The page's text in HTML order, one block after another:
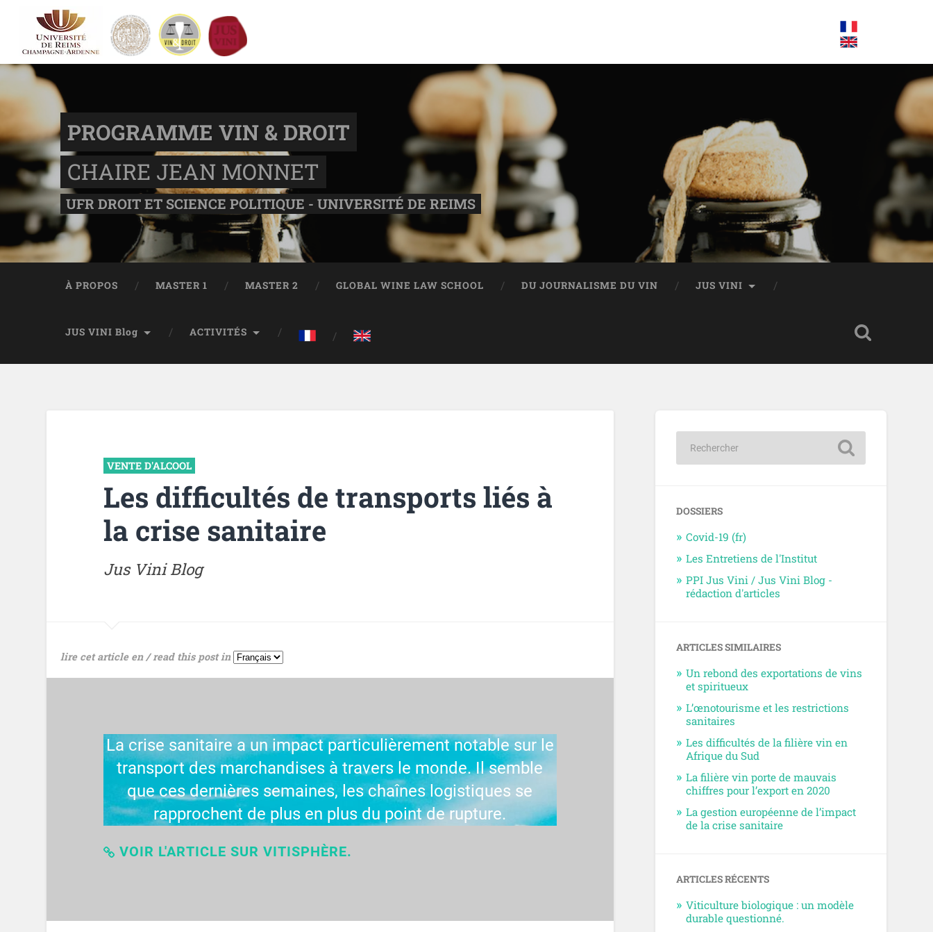
PROGRAMME VIN & DROIT
CHAIRE JEAN MONNET
UFR DROIT ET SCIENCE POLITIQUE - UNIVERSITÉ DE REIMS
À PROPOS MASTER 1 MASTER 2 GLOBAL WINE LAW SCHOOL DU JOURNALISME DU VIN JUS VINI
JUS VINI Blog ACTIVITÉS
VENTE D'ALCOOL
Les difficultés de transports liés à
la crise sanitaire
Jus Vini Blog
lire cet article en / read this post in
La crise sanitaire a un impact particulièrement notable sur le
transport des marchandises à travers le monde. Il semble
que ces dernières semaines, les chaînes logistiques se
rapprochent de plus en plus du point de rupture.
VOIR L'ARTICLE SUR VITISPHÈRE.
DOSSIERS
Covid-19 (fr)
Les Entretiens de l'Institut
PPI Jus Vini / Jus Vini Blog -
rédaction d'articles
ARTICLES SIMILAIRES
Un rebond des exportations de vins
et spiritueux
L’œnotourisme et les restrictions
sanitaires
Les difficultés de la filière vin en
Afrique du Sud
La filière vin porte de mauvais
chiffres pour l’export en 2020
La gestion européenne de l’impact
de la crise sanitaire
ARTICLES RÉCENTS
Viticulture biologique : un modèle
durable questionné.